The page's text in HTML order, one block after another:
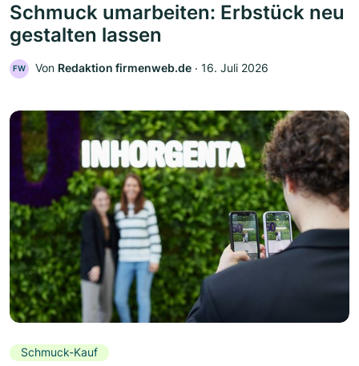
Schmuck umarbeiten: Erbstück neu
gestalten lassen
FW Von Redaktion firmenweb.de ‧ 16. Juli 2026
Schmuck-Kauf